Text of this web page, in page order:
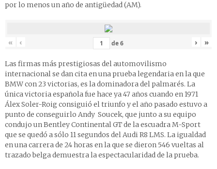
por lo menos un año de antigüedad (AM).
« ‹ de6 › »
Las firmas más prestigiosas del automovilismo
internacional se dan cita en una prueba legendaria en la que
BMW con 23 victorias, es la dominadora del palmarés. La
única victoria española fue hace ya 47 años cuando en 1971
Álex Soler-Roig consiguió el triunfo y el año pasado estuvo a
punto de conseguirlo Andy Soucek, que junto a su equipo
condujo un Bentley Continental GT de la escuadra M-Sport
que se quedó a sólo 11 segundos del Audi R8 LMS. La igualdad
en una carrera de 24 horas en la que se dieron 546 vueltas al
trazado belga demuestra la espectacularidad de la prueba.